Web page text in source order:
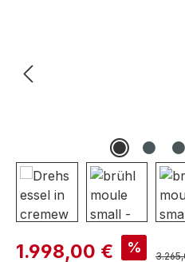
Verkaufspreis:
1.998,00 € %